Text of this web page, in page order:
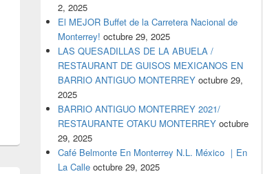
2, 2025
El MEJOR Buffet de la Carretera Nacional de
Monterrey! octubre 29, 2025
LAS QUESADILLAS DE LA ABUELA /
RESTAURANT DE GUISOS MEXICANOS EN
BARRIO ANTIGUO MONTERREY octubre 29,
2025
BARRIO ANTIGUO MONTERREY 2021/
RESTAURANTE OTAKU MONTERREY octubre
29, 2025
Café Belmonte En Monterrey N.L. México ｜En
La Calle octubre 29, 2025